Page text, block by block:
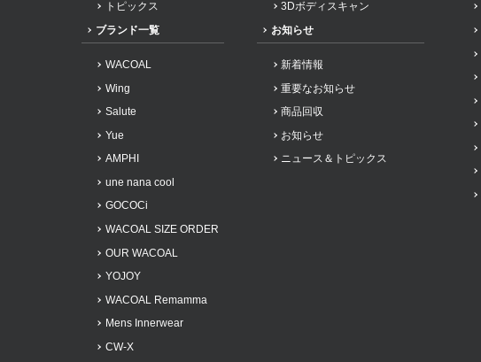
トピックス
ブランド一覧
WACOAL
Wing
Salute
Yue
AMPHI
une nana cool
GOCOCi
WACOAL SIZE ORDER
OUR WACOAL
YOJOY
WACOAL Remamma
Mens Innerwear
CW-X
3Dボディスキャン
お知らせ
新着情報
重要なお知らせ
商品回収
お知らせ
ニュース＆トピックス